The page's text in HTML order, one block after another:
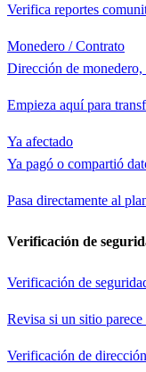
Verifica reportes
Monedero / Contrato
Dirección de
Empieza aquí para
Ya afectado
Ya pagó o compartió
Pasa directamente al
Verificación de
Verificación de
Revisa si un sitio
Verificación de